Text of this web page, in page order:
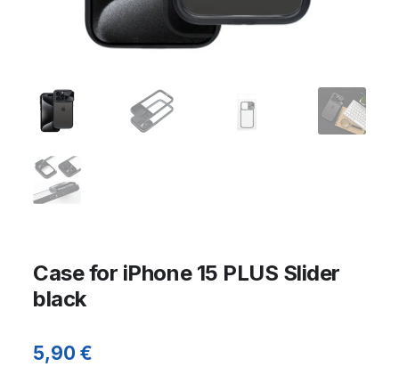
Case for iPhone 15 PLUS Slider
black
5,90€